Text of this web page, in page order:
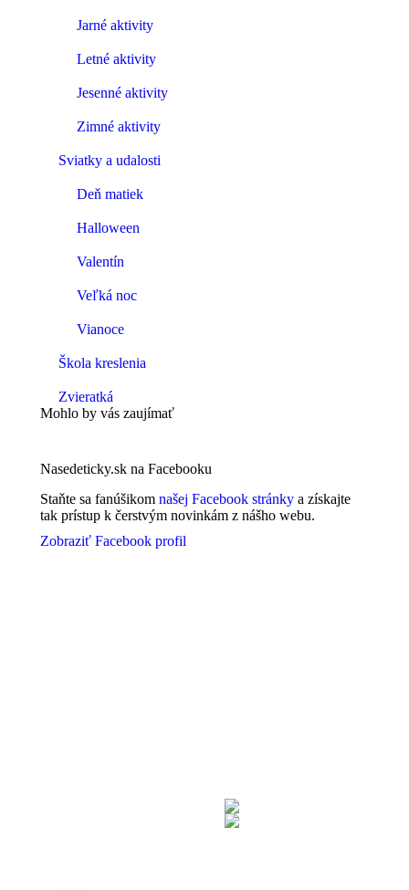
Jarné aktivity
Letné aktivity
Jesenné aktivity
Zimné aktivity
Sviatky a udalosti
Deň matiek
Halloween
Valentín
Veľká noc
Vianoce
Škola kreslenia
Zvieratká
Mohlo by vás zaujímať
Nasedeticky.sk na Facebooku
Staňte sa fanúšikom našej Facebook stránky a získajte
tak prístup k čerstvým novinkám z nášho webu.
Zobraziť Facebook profil